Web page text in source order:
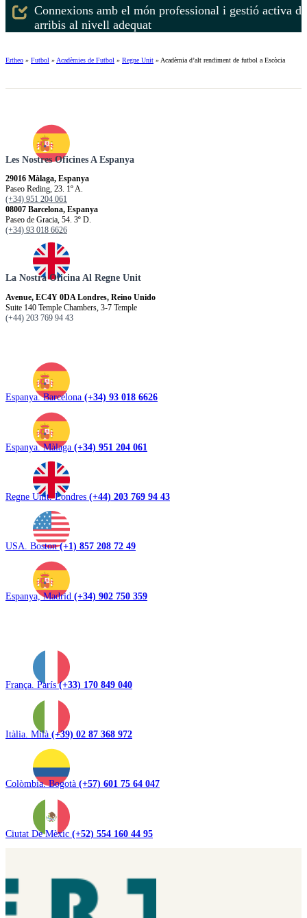
Connexions amb el món professional i gestió activa
arribis al nivell adequat
Ertheo » Futbol » Acadèmies de Futbol » Regne Unit » Acadèmia d’alt rendiment de futbol a Escòcia
Les Nostres Oficines A Espanya
29016 Màlaga, Espanya
Paseo Reding, 23. 1º A.
(+34) 951 204 061
08007 Barcelona, Espanya
Paseo de Gracia, 54. 3º D.
(+34) 93 018 6626
La Nostra Oficina Al Regne Unit
Avenue, EC4Y 0DA Londres, Reino Unido
Suite 140 Temple Chambers, 3-7 Temple
(+44) 203 769 94 43
Espanya. Barcelona (+34) 93 018 6626
Espanya. Màlaga (+34) 951 204 061
Regne Unit. Londres (+44) 203 769 94 43
USA. Boston(+1) 857 208 72 49
Espanya, Madrid (+34) 902 750 359
França. París(+33) 170 849 040
Itàlia. Milà (+39) 02 87 368 972
Colòmbia. Bogotà (+57) 601 75 64 047
Ciutat De Mèxic (+52) 554 160 44 95